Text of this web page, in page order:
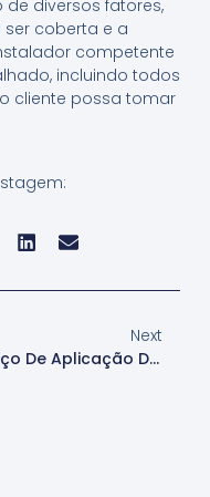
diversos fatores,
coberta e a
competente
incluindo todos
cliente possa tomar
Next
Serviço De Aplicação De Papel De Parede Xadrez Em Cotia